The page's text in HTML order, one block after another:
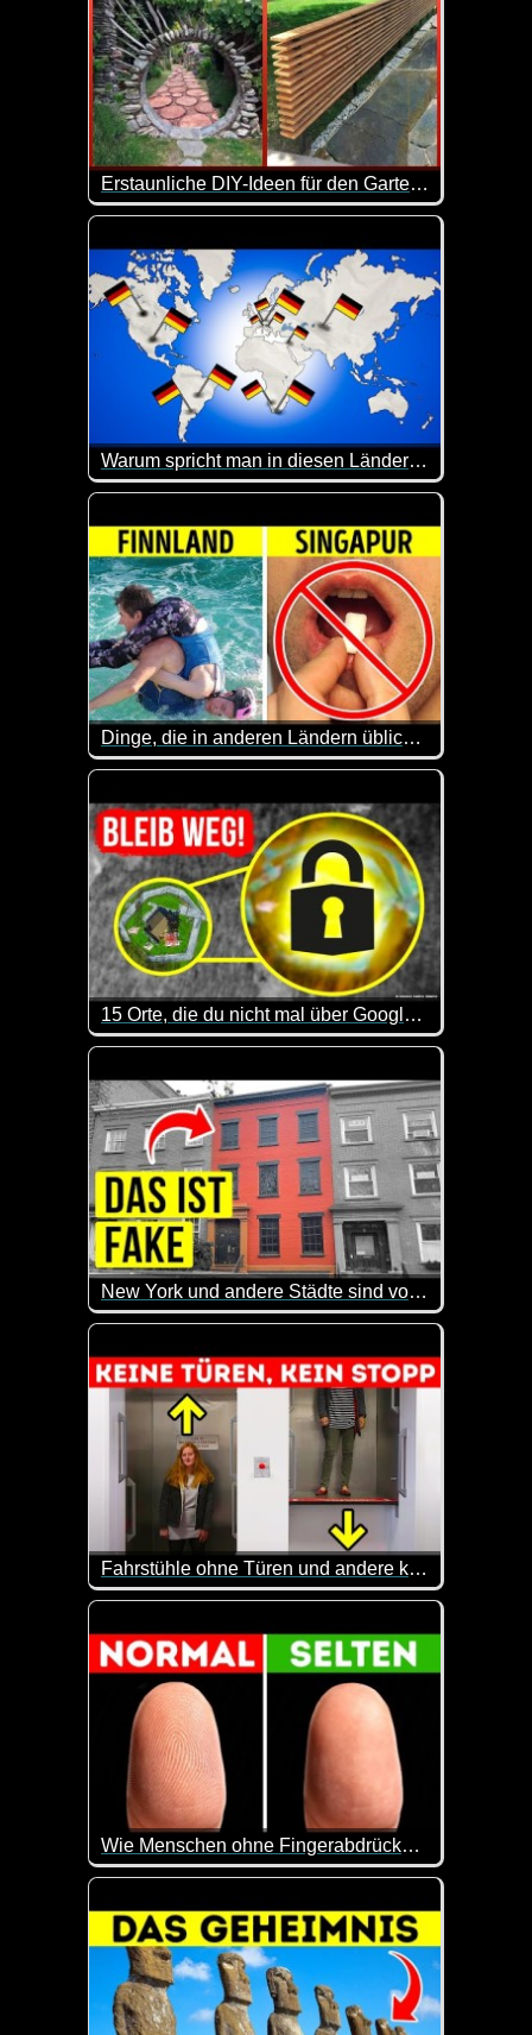
Erstaunliche DIY-Ideen für den Garten, die Ihr Zuhause aufwerten - 3
Ein Hinterhof ist ein kleiner Außenbereich, der
Warum spricht man in diesen Ländern Deutsch?
Etwa 82 Millionen Deutsche haben Deutsch als
Dinge, die in anderen Ländern üblich sind, in deinem Land aber absurd erscheinen
Eine lustige Sache, dass Leute einem riesigen
15 Orte, die du nicht mal über Google Maps erkunden kannst
Sehr interessant, welche geheimen bzw. hoch
New York und andere Städte sind voll mit fake Häusern, das ist der Grund
Das sind doch mal wieder sehr interessante Infos.
Fahrstühle ohne Türen und andere kuriose Erfindungen, die es heute noch gibt
Der Paternoster ist einerseits spannend,
Wie Menschen ohne Fingerabdrücke im Leben klarkommen
Was man alles für Probleme haben kann, wenn